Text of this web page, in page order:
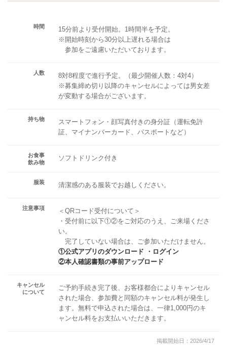
時間
15分前より受付開始。1時間半を予定。
※開始時刻から30分以上遅れる場合は
参加をご遠慮いただいております。
人数
8対8程度で進行予定。（最少開催人数：4対4）
※募集締め切り以降のキャンセルによっては男女差
が変動する場合がございます。
持ち物
スマートフォン・顔写真付きの身分証（運転免許
証、マイナンバーカード、パスポートなど）
お食事
飲み物
ソフトドリンク付き
服装 清潔感のある服装でお越しください。
注意事項
＜QRコード受付について＞
・受付前に以下①②をご対応のうえ、ご来場くださ
い。
完了していない場合は、ご参加いただけません。
①公式アプリのダウンロード ・ログイン
②本人確認書類の事前アップロード
キャンセル
について
ご予約手続き完了後、お客様都合によりキャンセル
された場合、参加費と同額のキャンセル料が発生し
ます。無料で申込された場合は、一律1,000円のキ
ャンセル料をお支払いいただきます。
掲載開始日：2026/4/17